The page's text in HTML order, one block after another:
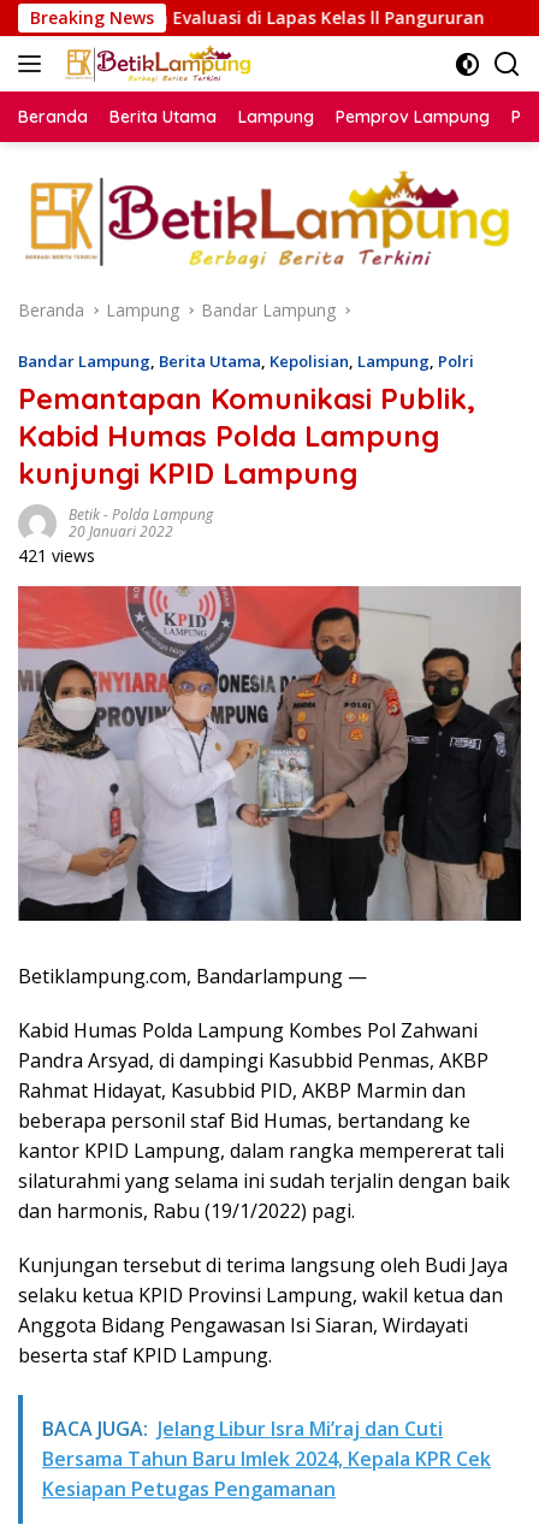
Langsung
ke
konten
Breaking News
di Lapas Kelas ll Pangururan Sensus Ekonomi
Beranda Berita Utama Lampung Pemprov Lampung
Beranda Lampung Bandar Lampung
Bandar Lampung, Berita Utama, Kepolisian, Lampung, Polri
Pemantapan Komunikasi Publik,
Kabid Humas Polda Lampung
kunjungi KPID Lampung
Betik-Polda Lampung
20 Januari 2022
421 views
Betiklampung.com, Bandarlampung —
Kabid Humas Polda Lampung Kombes Pol Zahwani
Pandra Arsyad, di dampingi Kasubbid Penmas, AKBP
Rahmat Hidayat, Kasubbid PID, AKBP Marmin dan
beberapa personil staf Bid Humas, bertandang ke
kantor KPID Lampung, dalam rangka mempererat tali
silaturahmi yang selama ini sudah terjalin dengan baik
dan harmonis, Rabu (19/1/2022) pagi.
Kunjungan tersebut di terima langsung oleh Budi Jaya
selaku ketua KPID Provinsi Lampung, wakil ketua dan
Anggota Bidang Pengawasan Isi Siaran, Wirdayati
beserta staf KPID Lampung.
BACA JUGA: Jelang Libur Isra Mi’raj dan Cuti
Bersama Tahun Baru Imlek 2024, Kepala KPR Cek
Kesiapan Petugas Pengamanan